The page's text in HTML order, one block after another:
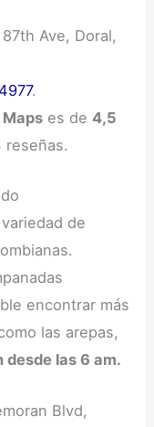
Ave, Doral,
.
es de 4,5
reseñas.
de
encontrar más
las arepas,
desde las 6 am.
Blvd,